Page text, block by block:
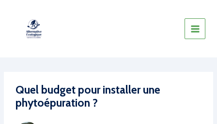
Quel budget pour installer une
phytoépuration ?